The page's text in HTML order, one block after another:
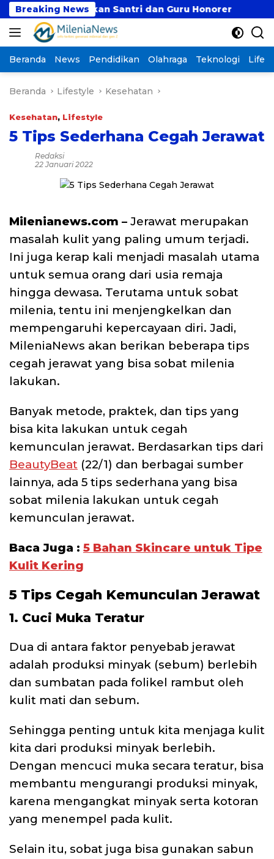
Langsung
ke
konten
Breaking News
Santri dan Guru Honorer Prof. Rokhmin
Beranda News Pendidikan Olahraga Teknologi
Beranda Lifestyle Kesehatan
Kesehatan, Lifestyle
5 Tips Sederhana Cegah Jerawat
Redaksi
22 Januari 2022
Milenianews.com – Jerawat merupakan
masalah kulit yang paling umum terjadi.
Ini juga kerap kali menjadi masalah utama
untuk semua orang dari usia remaja
hingga dewasa. Terutama untuk sobat
milenia, tentu ini menjengkelkan dan
mempengaruhi kepercayaan diri. Jadi,
MileniaNews akan berikan beberapa tips
cegah jerawat yang bisa sobat milenia
lakukan.
Banyak metode, praktek, dan tips yang
bisa kita lakukan untuk cegah
kemunculan jerawat. Berdasarkan tips dari
BeautyBeat (22/1) dan berbagai sumber
lainnya, ada 5 tips sederhana yang bisa
sobat milenia lakukan untuk cegah
kemunculan jerawat.
Baca Juga : 5 Bahan Skincare untuk Tipe
Kulit Kering
5 Tips Cegah Kemunculan Jerawat
1. Cuci Muka Teratur
Dua di antara faktor penyebab jerawat
adalah produksi minyak (sebum) berlebih
dan sumbatan pada folikel rambut oleh
kulit mati dan sebum.
Sehingga penting untuk kita menjaga kulit
kita dari produksi minyak berlebih.
Dengan mencuci muka secara teratur, bisa
membantu mengurangi produksi minyak,
karena mengangkat minyak serta kotoran
yang menempel pada kulit.
Selain itu, sobat juga bisa gunakan sabun